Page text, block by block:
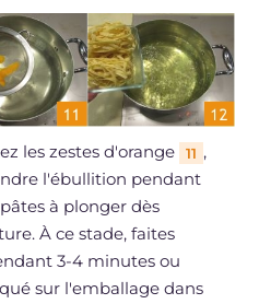
les zestes d'orange 11 ,
l'ébullition pendant
à plonger dès
À ce stade, faites
3-4 minutes ou
sur l'emballage dans